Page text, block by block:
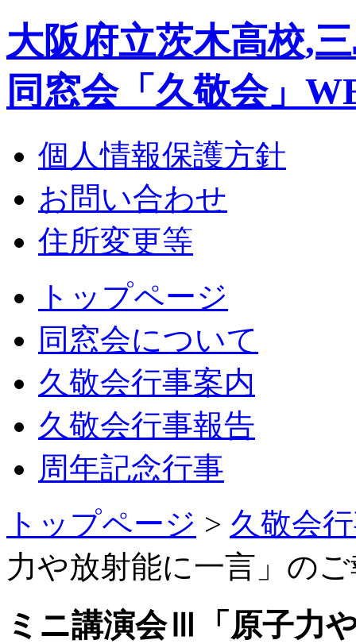
大阪府立茨木高校,
同窓会「久敬会」
個人情報保護方針
お問い合わせ
住所変更等
トップページ
同窓会について
久敬会行事案内
久敬会行事報告
周年記念行事
トップページ > 久敬会
力や放射能に一言」の
ミニ講演会Ⅲ「原子力